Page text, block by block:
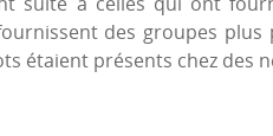
des groupes
étaient présents chez des